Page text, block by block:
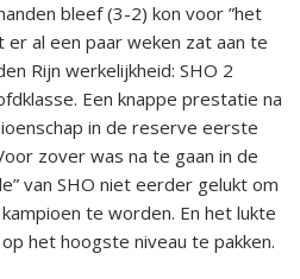
bleef (3-2) kon voor ”het
er al een paar weken zat aan te
Rijn werkelijkheid: SHO 2
Een knappe prestatie na
in de reserve eerste
zover was na te gaan in de
van SHO niet eerder gelukt om
te worden. En het lukte
het hoogste niveau te pakken.